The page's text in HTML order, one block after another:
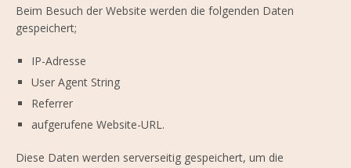
Beim Besuch der Website werden die folgenden Daten
gespeichert;
IP-Adresse
User Agent String
Referrer
aufgerufene Website-URL.
Diese Daten werden serverseitig gespeichert, um die